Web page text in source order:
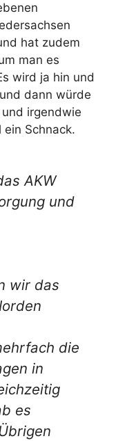
hat zudem
man es
wird ja hin und
dann würde
irgendwie
Schnack.
AKW
und
wir das
die
in
es